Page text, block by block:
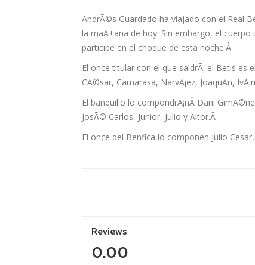
AndrÃ©s Guardado ha viajado con el Real
la maÃ±ana de hoy. Sin embargo, el
participe en el choque de esta noche.Â
El once titular con el que saldrÃ¡ el Betis es
CÃ©sar, Camarasa, NarvÃ¡ez, JoaquÃ­n,
El banquillo lo compondrÃ¡nÂ Dani
JosÃ© Carlos, Junior, Julio y Aitor.Â
El once del Benfica lo componen Julio
Reviews
0.00